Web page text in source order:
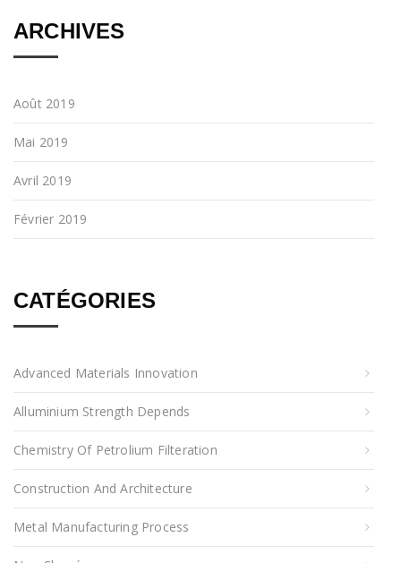
ARCHIVES
Août 2019
Mai 2019
Avril 2019
Février 2019
CATÉGORIES
Advanced Materials Innovation
Alluminium Strength Depends
Chemistry Of Petrolium Filteration
Construction And Architecture
Metal Manufacturing Process